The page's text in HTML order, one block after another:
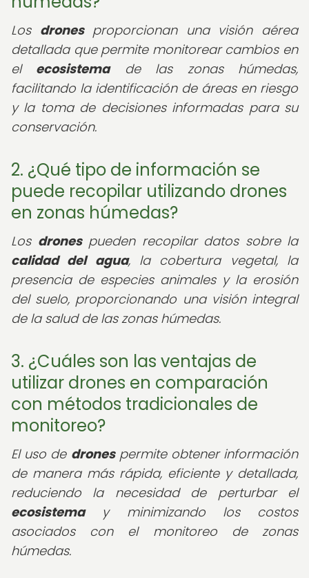
Los dronesproporcionan una visión aérea
detallada que permite monitorear cambios en
el ecosistemade las zonas húmedas,
facilitando la identificación de áreas en riesgo
y la toma de decisiones informadas para su
conservación.
2. ¿Qué tipo de información se
puede recopilar utilizando drones
en zonas húmedas?
Los dronespueden recopilar datos sobre la
calidad del agua, la cobertura vegetal, la
presencia de especies animales y la erosión
del suelo, proporcionando una visión integral
de la salud de las zonas húmedas.
3. ¿Cuáles son las ventajas de
utilizar drones en comparación
con métodos tradicionales de
monitoreo?
El uso de dronespermite obtener información
de manera más rápida, eficiente y detallada,
reduciendo la necesidad de perturbar el
ecosistemay minimizando los costos
asociados con el monitoreo de zonas
húmedas.